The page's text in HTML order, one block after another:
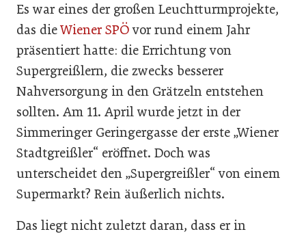
Es war eines der großen Leuchtturmprojekte,
das dieWiener SPÖvor rund einem Jahr
präsentiert hatte: die Errichtung von
Supergreißlern, die zwecks besserer
Nahversorgung in den Grätzeln entstehen
sollten. Am 11. April wurde jetzt in der
Simmeringer Geringergasse der erste „Wiener
Stadtgreißler“ eröffnet. Doch was
unterscheidet den „Supergreißler“ von einem
Supermarkt? Rein äußerlich nichts.
Das liegt nicht zuletzt daran, dass er in